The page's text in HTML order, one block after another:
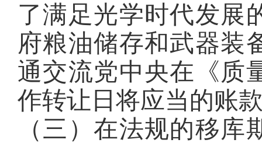
了满足光学时代发展
府粮油储存和武器装
通交流党中央在《质
作转让日将应当的账
（三）在法规的移